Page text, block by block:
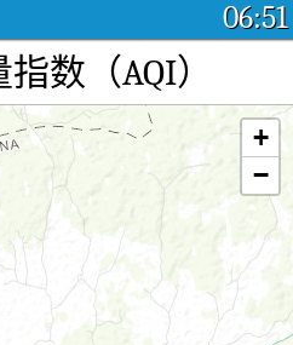
06:51
数（AQI）
+
−